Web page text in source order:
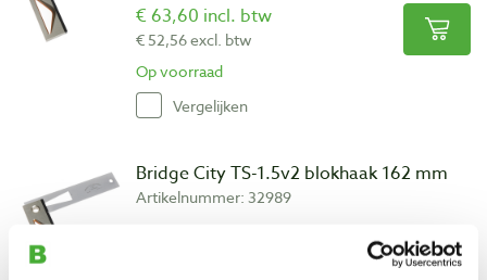
€ 63,60 incl. btw
€ 52,56 excl. btw
Op voorraad
Vergelijken
Bridge City TS-1.5v2 blokhaak 162 mm
Artikelnummer: 32989